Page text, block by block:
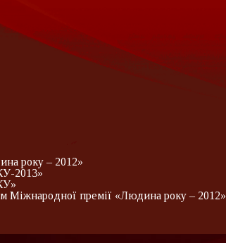
року – 2012»
2013»
Міжнародної премії «Людина року – 2012»